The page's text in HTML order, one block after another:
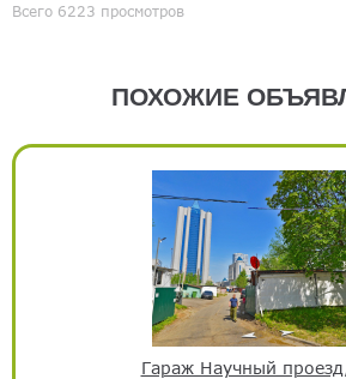
Всего 6223 просмотров
ПОХОЖИЕ
Гараж Научный